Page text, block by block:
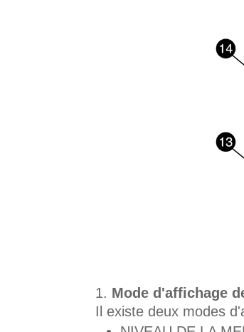
Mode d'affichage
Il existe deux modes